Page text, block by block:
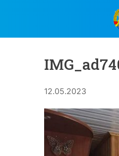
12.05.2023